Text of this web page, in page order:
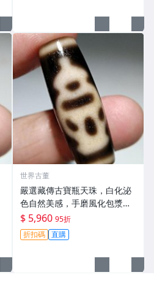
世界古董
嚴選藏傳古寶瓶天珠，白化泌
色自然美感，手磨風化包漿飽
滿，典藏級天珠推薦 天珠 發珠
滾料
$ 5,960 95折
折扣碼 直購